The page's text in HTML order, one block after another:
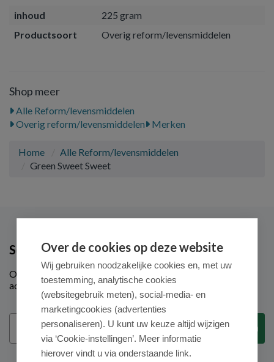
inhoud
225 gram
Productsoort
Overig reform/levensmiddelen
Shop meer
Alle Reform/levensmiddelen
Overig reform/levensmiddelen
Merken
Home
Alle Reform/levensmiddelen
Green Sweet Sweet
Schrijf je in voor onze nieuwsbrief
Ontvang als eerste de beste aanbiedingen en persoonlijk
advies
Email
Inschrijven
Over de cookies op deze website
Wij gebruiken noodzakelijke cookies en, met uw
toestemming, analytische cookies
(websitegebruik meten), social-media- en
marketingcookies (advertenties
personaliseren). U kunt uw keuze altijd wijzigen
via ‘Cookie-instellingen’. Meer informatie
hierover vindt u via onderstaande link.